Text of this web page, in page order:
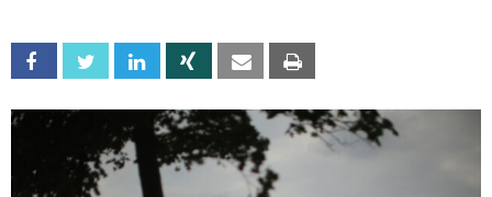
Facebook Twitter Linkedin Xing Email